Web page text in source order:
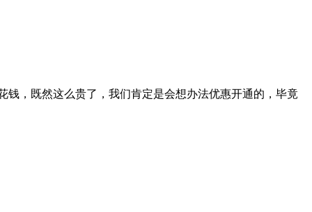
钱，既然这么贵了，我们肯定是会想办法优惠开通的，毕竟